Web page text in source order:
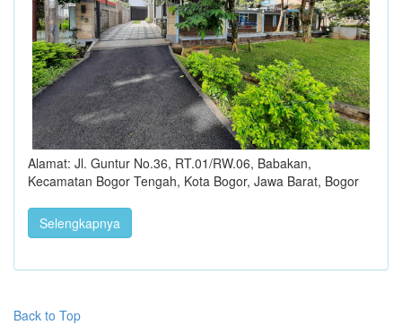
Alamat: Jl. Guntur No.36, RT.01/RW.06, Babakan,
Kecamatan Bogor Tengah, Kota Bogor, Jawa Barat, Bogor
Selengkapnya
Back to Top